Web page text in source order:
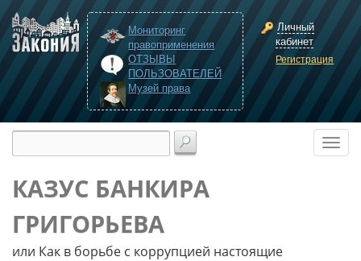
Мониторинг
правоприменения
ОТЗЫВЫ
ПОЛЬЗОВАТЕЛЕЙ
Музей права
Личный
кабинет
Регистрация
КАЗУС БАНКИРА
ГРИГОРЬЕВА
или Как в борьбе с коррупцией настоящие